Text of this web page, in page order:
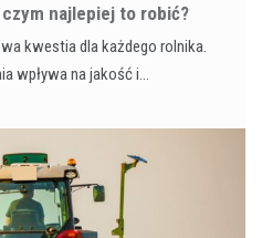
najlepiej to robić?
kwestia dla każdego rolnika.
wpływa na jakość i…